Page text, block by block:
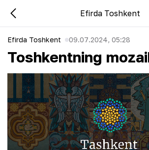
Efirda Toshkent
Efirda Toshkent 09.07.2024, 05:28
Toshkentning